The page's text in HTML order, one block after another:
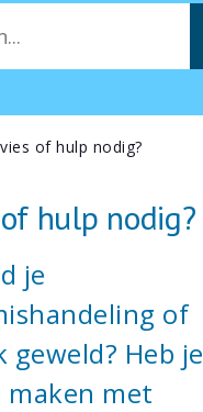
of hulp nodig?
hulp nodig?
je
of
geweld? Heb je
met